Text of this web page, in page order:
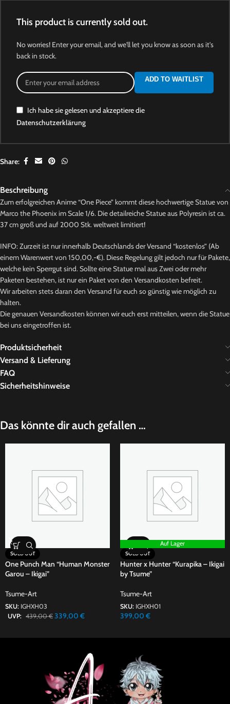
This product is currently sold out.
No worries! Enter your email, and we'll let you know as soon as it's
back in stock.
ADD TO WAITLIST
Ich habe sie gelesen und akzeptiere die
Datenschutzerklärung
Share:
Beschreibung
Zum erfolgreichen Anime “One Piece” kommt diese hochwertige Statue von
Marco the Phoenix im Scale 1/6. Die detailreiche Statue aus Polyresin ist ca.
37 cm groß und auf 2000 Stk. weltweit limitiert!
INFO: Zurzeit ist nur innerhalb Deutschlands der Versand “kostenlos” (Ab
einem Warenwert von 150,00,-€). Diese Regelung gilt jedoch nur für Pakete,
welche kein Sperrgut sind. Sollte eine Statue mal aus Zwei oder mehr
Paketen bestehen, ist nur ein Paket von den Versandkosten befreit.
Wir arbeiten stets daran den Versand für euch so günstig wie möglich zu
halten.
Die genauen Versandkosten können wir euch erst mitteilen, wenn die Statue
bei uns eingetroffen ist.
Produktsicherheit
Versand & Lieferung
FAQ
Sicherheitshinweise
Das könnte dir auch gefallen …
SOLD OUT
One Punch Man “Human Monster
Garou – Ikigai”
Tsume-Art
SKU: IGHXH03
UVP: 439,00€ 339,00 €
Auf Lager
SOLD OUT
Hunter x Hunter “Kurapika – Ikigai
by Tsume”
Tsume-Art
SKU: IGHXH01
399,00 €